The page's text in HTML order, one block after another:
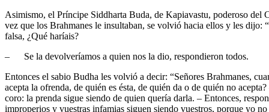
Asimismo, el Príncipe Siddharta Buda, de Kapiavastu, poderoso del
vez que los Brahmanes le insultaban, se volvió hacia ellos y les dijo:
falsa, ¿Qué haríais?
– Se la devolveríamos a quien nos la dio, respondieron todos.
Entonces el sabio Budha les volvió a decir: “Señores Brahmanes,
acepta la ofrenda, de quién es ésta, de quién da o de quién no
coro: la prenda sigue siendo de quien quería darla. – Entonces,
improperios y vuestras infamias siguen siendo vuestros, porque yo